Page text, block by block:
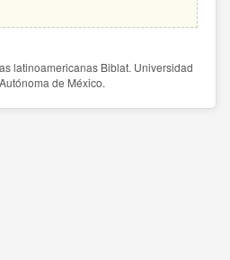
latinoamericanas Biblat. Universidad
de México.